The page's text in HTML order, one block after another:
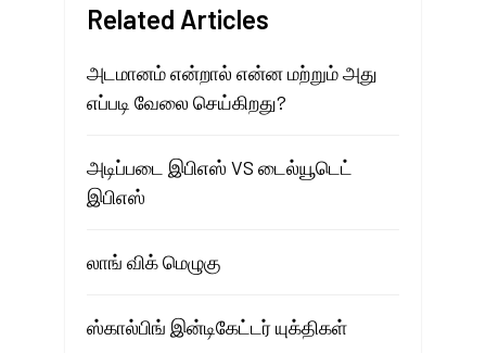
Related Articles
அடமானம் என்றால் என்ன மற்றும் அது
எப்படி வேலை செய்கிறது?
அடிப்படை இபிஎஸ் VS டைல்யூடெட்
இபிஎஸ்
லாங் விக் மெழுகு
ஸ்கால்பிங் இன்டிகேட்டர் யுக்திகள்